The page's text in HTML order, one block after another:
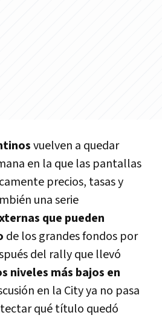
vuelven a quedar
en la que las pantallas
precios, tasas y
una serie
que pueden
de los grandes fondos por
del rally que llevó
niveles más bajos en
en la City ya no pasa
qué título quedó